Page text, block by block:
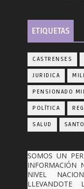
ETIQUETAS
CASTRENSES
JURIDICA
PENSIONADO
POLÍTICA
SALUD
SOMOS UN
INFORMACIÓN
NIVEL
LLEVANDOTE